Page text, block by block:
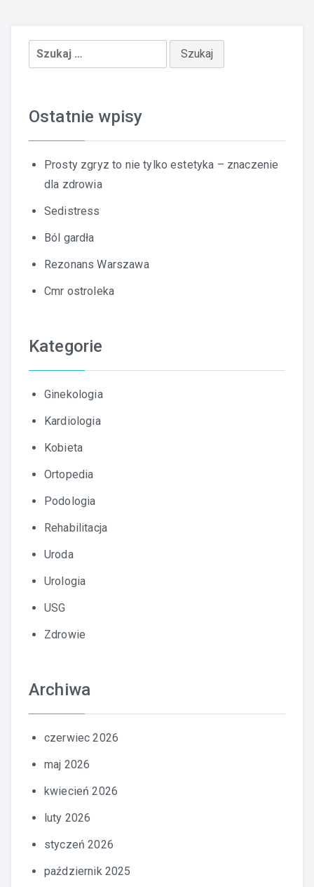
Szukaj:
Ostatnie wpisy
Prosty zgryz to nie tylko estetyka – znaczenie
dla zdrowia
Sedistress
Ból gardła
Rezonans Warszawa
Cmr ostroleka
Kategorie
Ginekologia
Kardiologia
Kobieta
Ortopedia
Podologia
Rehabilitacja
Uroda
Urologia
USG
Zdrowie
Archiwa
czerwiec 2026
maj 2026
kwiecień 2026
luty 2026
styczeń 2026
październik 2025